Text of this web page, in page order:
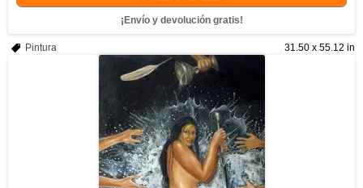
¡Envío y devolución gratis!
31.50 x 55.12 in
Pintura